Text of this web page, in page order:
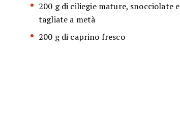
200 g di ciliegie mature, snocciolate e
tagliate a metà
200 g di caprino fresco